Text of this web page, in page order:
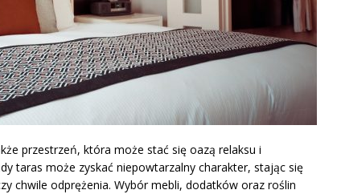
przestrzeń, która może stać się oazą relaksu i
taras może zyskać niepowtarzalny charakter, stając się
chwile odprężenia. Wybór mebli, dodatków oraz roślin